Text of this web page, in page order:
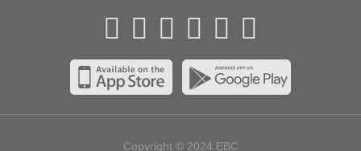
Copyright © 2024 EBC